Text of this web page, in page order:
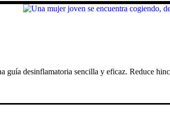
guía desinflamatoria sencilla y eficaz. Reduce